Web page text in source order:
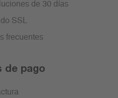
de 30 días
SSL
frecuentes
de pago